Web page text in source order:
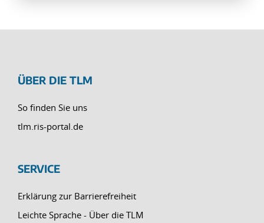
ÜBER DIE TLM
So finden Sie uns
tlm.ris-portal.de
SERVICE
Erklärung zur Barrierefreiheit
Leichte Sprache - Über die TLM